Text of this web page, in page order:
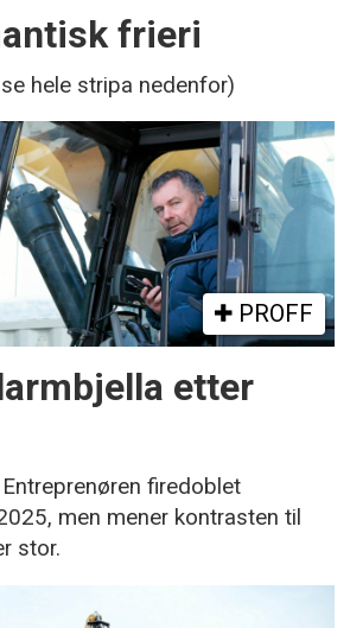
frieri
hele stripa nedenfor)
PROFF
etter
Entreprenøren firedoblet
men mener kontrasten til
stor.